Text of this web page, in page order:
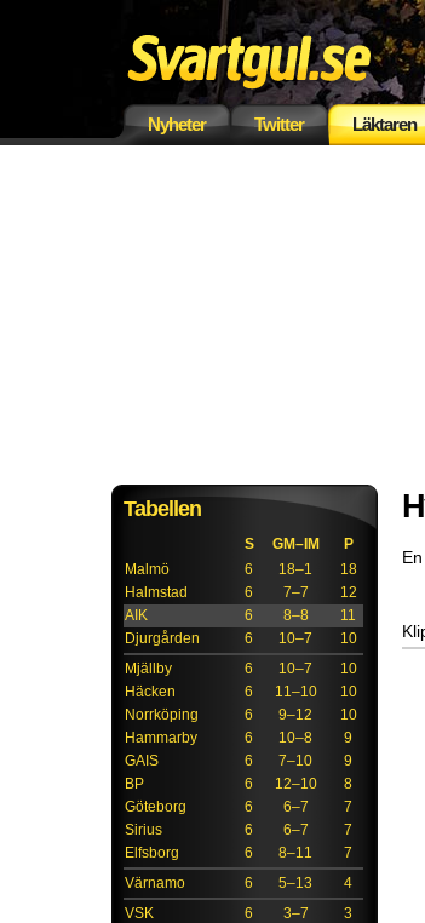
Nyheter Twitter Läktaren
Tabellen
S GM–IM
P
Malmö
6 18–1
18
Halmstad
6 7–7
12
AIK
6 8–8
11
Djurgården
6 10–7
10
Mjällby
6 10–7
10
Häcken
6 11–10
10
Norrköping
6 9–12
10
Hammarby
6 10–8
9
GAIS
6 7–10
9
BP
6 12–10
8
Göteborg
6 6–7
7
Sirius
6 6–7
7
Elfsborg
6 8–11
7
Värnamo
6 5–13
4
VSK
6 3–7
3